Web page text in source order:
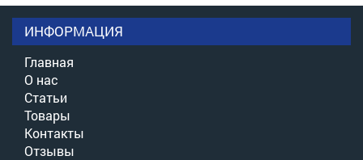
ИНФОРМАЦИЯ
Главная
О нас
Статьи
Товары
Контакты
Отзывы